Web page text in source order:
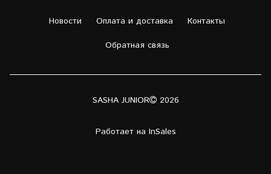
Новости Оплата и доставка
Контакты
Обратная связь
SASHA JUNIOR 2026
Работает на InSales